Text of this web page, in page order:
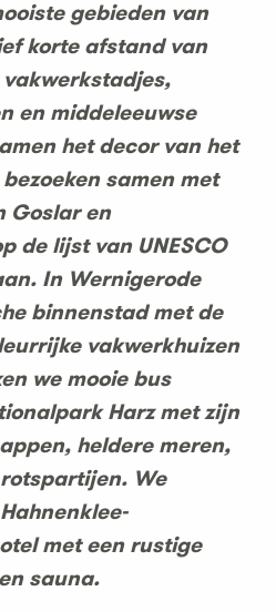
gebieden van
korte afstand van
en middeleeuwse
het decor van het
samen met
Goslar en
de lijst van UNESCO
In Wernigerode
binnenstad met de
vakwerkhuizen
we mooie bus
Harz met zijn
heldere meren,
We
met een rustige
sauna.